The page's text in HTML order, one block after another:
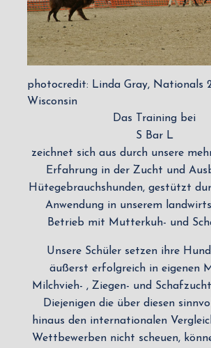
photocredit: Linda Gray, Nationals
Wisconsin
Das Training bei
S Bar L
zeichnet sich aus durch unsere
Erfahrung in der Zucht und
Hütegebrauchshunden, gestützt
Anwendung in unserem
Betrieb mit Mutterkuh- und
Unsere Schüler setzen ihre
äußerst erfolgreich in eigenen
Milchvieh- , Ziegen- und
Diejenigen die über diesen
hinaus den internationalen
Wettbewerben nicht scheuen,